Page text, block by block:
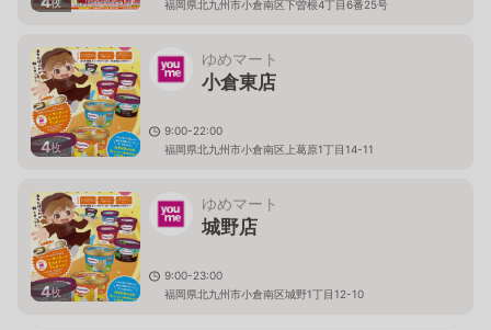
枚
福岡県北九州市小倉南区下曽根4丁目6番25号
4枚
ゆめマート
小倉東店
9:00-22:00
福岡県北九州市小倉南区上葛原1丁目14-11
4枚
ゆめマート
城野店
9:00-23:00
福岡県北九州市小倉南区城野1丁目12-10